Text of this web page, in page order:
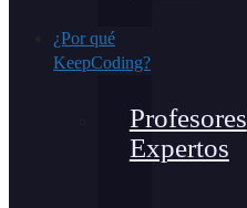
¿Por qué
KeepCoding?
Profesores
Expertos